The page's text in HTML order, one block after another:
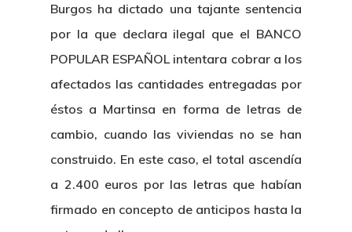
Burgos ha dictado una tajante sentencia
por la que declara ilegal que el BANCO
POPULAR ESPAÑOL intentara cobrar a los
afectados las cantidades entregadas por
éstos a Martinsa en forma de letras de
cambio, cuando las viviendas no se han
construido. En este caso, el total ascendía
a 2.400 euros por las letras que habían
firmado en concepto de anticipos hasta la